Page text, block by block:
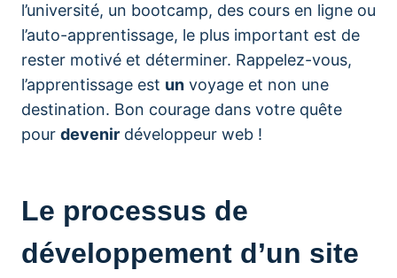
l’université, un bootcamp, des cours en ligne ou
l’auto-apprentissage, le plus important est de
rester motivé et déterminer. Rappelez-vous,
l’apprentissage est un voyage et non une
destination. Bon courage dans votre quête
pour devenir développeur web !
Le processus de
développement d’un site